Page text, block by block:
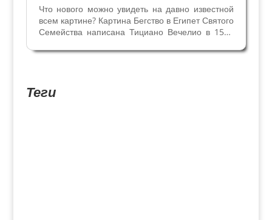
Что нового можно увидеть на давно известной
всем картине? Картина Бегство в Египет Святого
Семейства написана Тициано Вечелио в 1507
Петербурге, в течении 12 лет её
Теги